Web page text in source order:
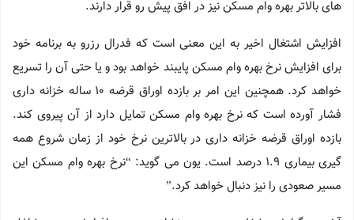
های بالاتر بهره وام مسکن نیز در افق پیش رو قرار دارند.
افزایش اشتغال اخیر به این معنی است که فدرال رزرو به برنامه خود
برای افزایش نرخ بهره وام مسکن پایبند خواهد بود و یا حتی آن را تسریع
خواهد کرد. همچنین این امر بر بازده اوراق قرضه 10 ساله خزانه داری
فشار آورده است که نرخ بهره وام مسکن تمایل دارد از آن پیروی کند.
بازده اوراق قرضه خزانه داری در بالاترین نرخ خود از زمان شروع همه
گیری بیماری 1.9 درصد است. یون می گوید: “نرخ بهره وام مسکن این
مسیر صعودی را نیز دنبال خواهد کرد.”